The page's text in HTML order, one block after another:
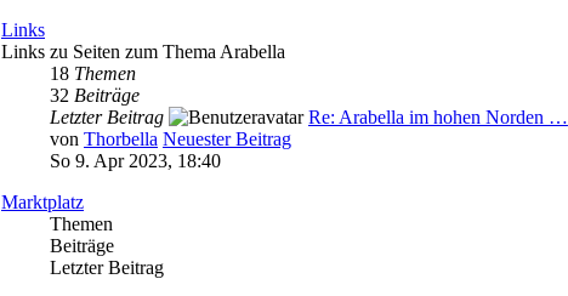
Links
Links zu Seiten zum Thema Arabella
18 Themen
32 Beiträge
Letzter Beitrag
Re: Arabella im hohen Norden …
von Thorbella Neuester Beitrag
So 9. Apr 2023, 18:40
Marktplatz
Themen
Beiträge
Letzter Beitrag